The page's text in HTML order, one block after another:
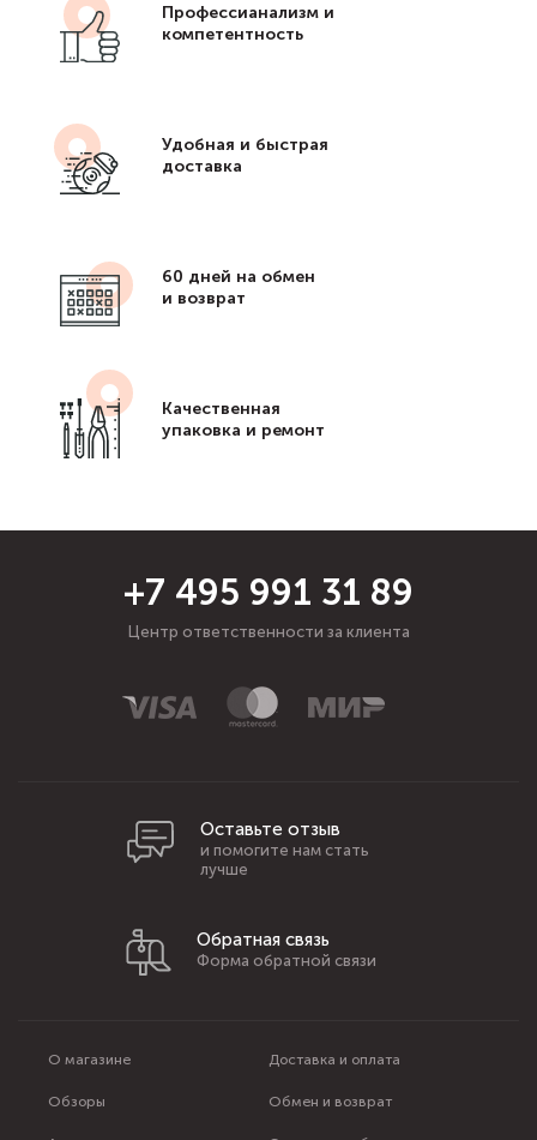
Профессианализм и
компетентность
Удобная и быстрая
доставка
60 дней на обмен
и возврат
Качественная
упаковка и ремонт
+7 495 991 31 89
Центр ответственности за клиента
О магазине Доставка и оплата
Обзоры Обмен и возврат
Оставьте отзыв
и помогите нам стать
лучше
Обратная связь
Форма обратной связи